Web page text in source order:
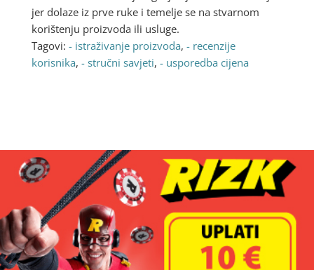
jer dolaze iz prve ruke i temelje se na stvarnom
korištenju proizvoda ili usluge.
Tagovi: - istraživanje proizvoda, - recenzije
korisnika, - stručni savjeti, - usporedba cijena